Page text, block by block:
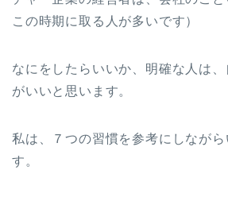
この時期に取る人が多いです）
なにをしたらいいか、明確な人は
がいいと思います。
私は、７つの習慣を参考にしながら
す。